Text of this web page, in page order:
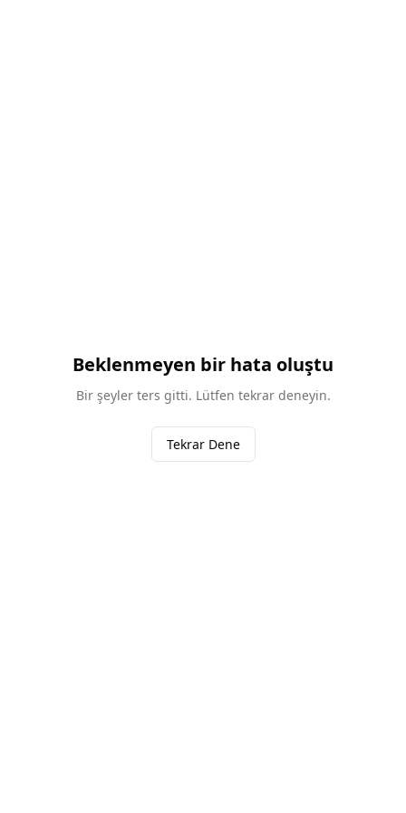
Beklenmeyen bir hata oluştu
Bir şeyler ters gitti. Lütfen tekrar deneyin.
Tekrar Dene